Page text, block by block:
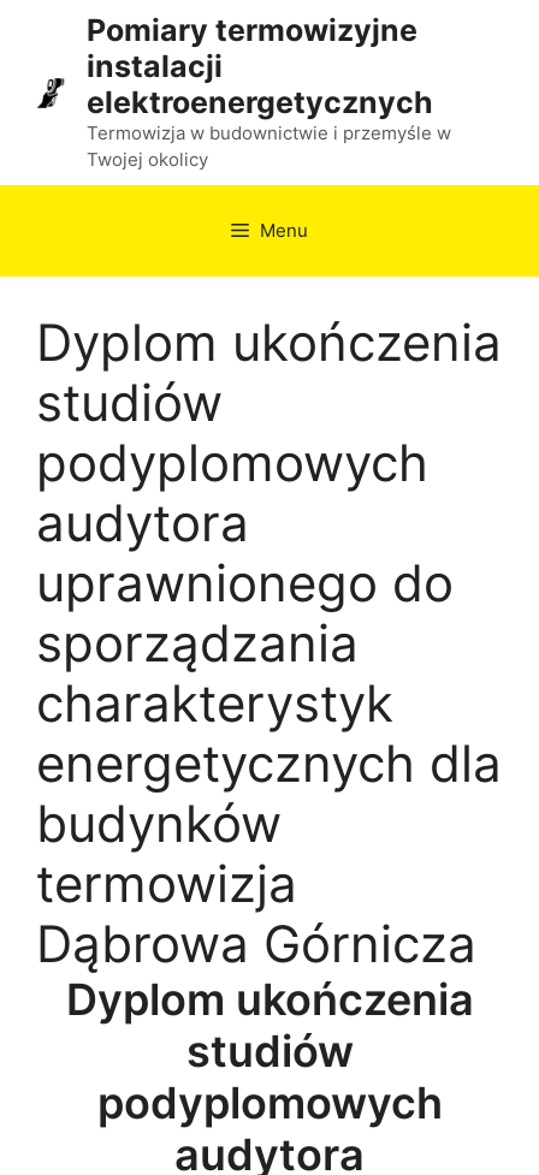
treści
Pomiary termowizyjne
instalacji
elektroenergetycznych
Termowizja w budownictwie i przemyśle w
Twojej okolicy
Menu
Dyplom ukończenia
studiów
podyplomowych
audytora
uprawnionego do
sporządzania
charakterystyk
energetycznych dla
budynków
termowizja
Dąbrowa Górnicza
Dyplom ukończenia
studiów
podyplomowych
audytora